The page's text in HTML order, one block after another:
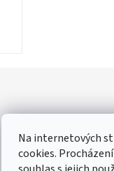
Partneři |
Na internetových
cookies.